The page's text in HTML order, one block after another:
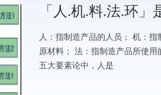
「人.机.料.法.环」
人：指制造产品的人员； 机：
原材料； 法：指制造产品所使
五大要素论中，人是